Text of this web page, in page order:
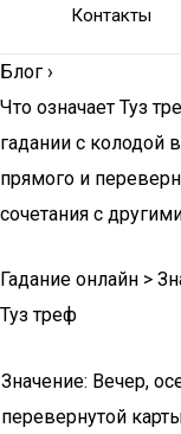
Контакты
Блог ›
Что означает Туз
гадании с колодой
прямого и
сочетания с
Гадание онлайн >
Туз треф
Значение: Вечер,
перевернутой